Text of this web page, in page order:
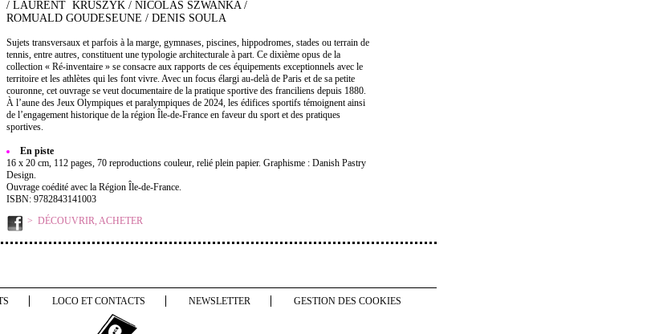
/ LAURENT KRUSZYK / NICOLAS SZWANKA /
ROMUALD GOUDESEUNE / DENIS SOULA
Sujets transversaux et parfois à la marge, gymnases, piscines, hippodromes, stades ou terrain de
tennis, entre autres, constituent une typologie architecturale à part. Ce dixième opus de la
collection « Ré-inventaire » se consacre aux rapports de ces équipements exceptionnels avec le
territoire et les athlètes qui les font vivre. Avec un focus élargi au-delà de Paris et de sa petite
couronne, cet ouvrage se veut documentaire de la pratique sportive des franciliens depuis 1880.
À l’aune des Jeux Olympiques et paralympiques de 2024, les édifices sportifs témoignent ainsi
de l’engagement historique de la région Île-de-France en faveur du sport et des pratiques
sportives.
En piste
16 x 20 cm, 112 pages, 70 reproductions couleur, relié plein papier. Graphisme : Danish Pastry
Design.
Ouvrage coédité avec la Région Île-de-France.
ISBN: 9782843141003
DÉCOUVRIR, ACHETER
LOCO ET CONTACTS NEWSLETTER GESTION DES COOKIES